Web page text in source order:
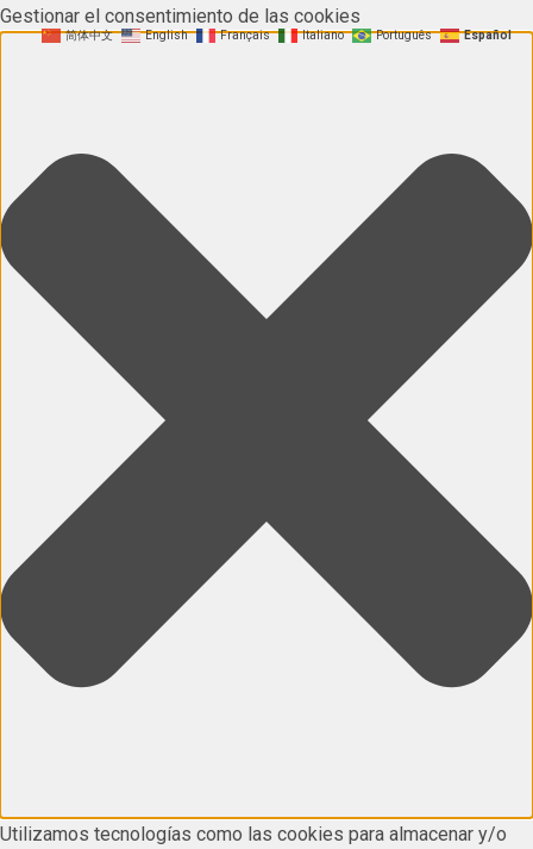
Gestionar el consentimiento de las cookies
Utilizamos tecnologías como las cookies para almacenar y/o
简体中文 English Français Italiano Português Español